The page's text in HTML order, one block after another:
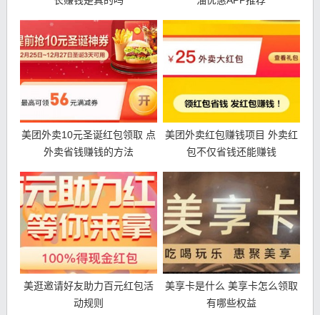
美团外卖10元圣诞红包领取 点
外卖省钱赚钱的方法
美团外卖红包赚钱项目 外卖红
包不仅省钱还能赚钱
美逛邀请好友助力百元红包活
动规则
美享卡是什么 美享卡怎么领取
有哪些权益